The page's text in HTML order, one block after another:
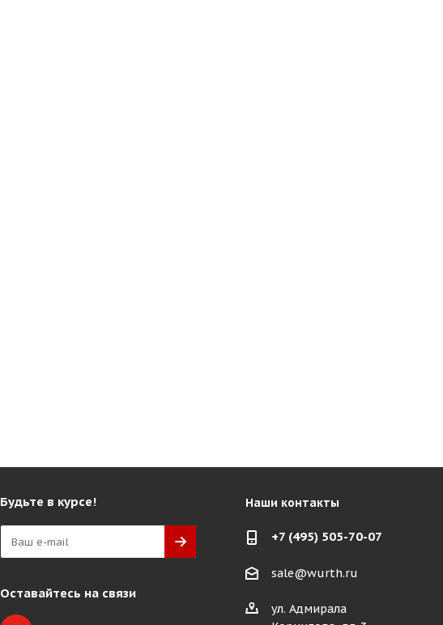
Будьте в курсе!
Оставайтесь на связи
Наши контакты
+7 (495) 505-70-07
sale@wurth.ru
ул. Адмирала